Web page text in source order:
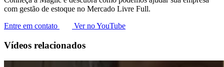
com gestão de estoque no Mercado Livre Full.
Entre em contato
Ver no YouTube
Vídeos relacionados